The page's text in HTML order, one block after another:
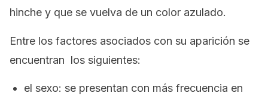
hinche y que se vuelva de un color azulado.
Entre los factores asociados con su aparición se
encuentran los siguientes:
el sexo: se presentan con más frecuencia en